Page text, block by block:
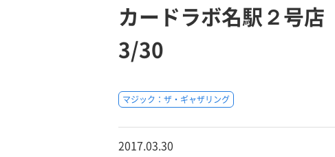
カードラボ名駅２号店
3/30
マジック：ザ・ギャザリング
2017.03.30